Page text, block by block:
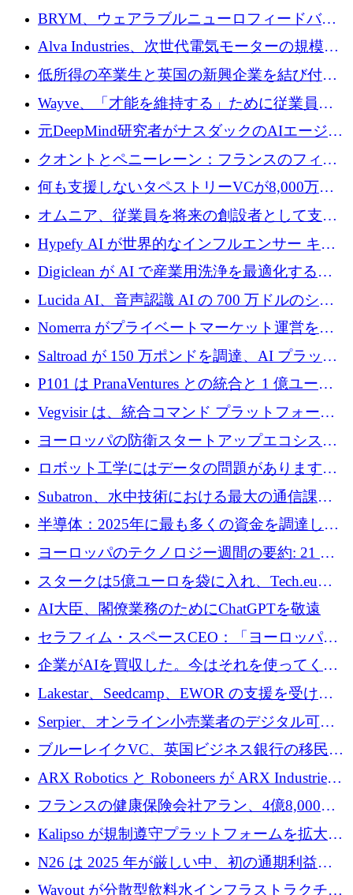
の可視化のために 50 万ユーロを調達
BRYM、ウェアラブルニューロフィードバッ
クプラットフォームの開発に65万ユーロを確
Alva Industries、次世代電気モーターの規模拡
大に 1,600 万ユーロを調達
低所得の卒業生と英国の新興企業を結び付け
るためにCommon Pathを開始
Wayve、「才能を維持する」ために従業員に
8,500万ドルの株式公開買い付けを実施
元DeepMind研究者がナスダックのAIエージェ
ントを拡張するためにCreandumの資金調達で
記録を獲得
クオントとペニーレーン：フランスのフィン
テックの友人と敵
何も支援しないタペストリーVCが8,000万ド
ルの資金を調達、ロンドン事務所を開設
オムニア、従業員を将来の創設者として支援
するために Firedrop でファンドを立ち上げる
Hypefy AI が世界的なインフルエンサー キャ
ンペーンを自動化するためにシリーズ A で
720 万ドルを調達
Digiclean が AI で産業用洗浄を最適化するた
めに 250 万ユーロを調達
Lucida AI、音声認識 AI の 700 万ドルのシー
ドラウンドを終了
Nomerra がプライベートマーケット運営を自
動化するために 200 万ドルを調達
Saltroad が 150 万ポンドを調達、AI プラット
フォーム Ogma を買収して子ども向け言語療
P101 は PranaVentures との統合と 1 億ユーロ
のファンドによりシード投資に拡大
Vegvisir は、統合コマンド プラットフォーム
を通じて関連する無人システムを接続するた
めの資金を調達します
ヨーロッパの防衛スタートアップエコシステ
ムとなったハッカソン
ロボット工学にはデータの問題があります。
Macrodata Labs はそれを解決したいと考えて
Subatron、水中技術における最大の通信課題
の 1 つに取り組むために 16 万 2,000 ユーロを
半導体：2025年に最も多くの資金を調達した
10社
ヨーロッパのテクノロジー週間の要約: 21 億
ユーロの取引と Tech.eu Funding Explorer
スタークは5億ユーロを袋に入れ、Tech.eu
Funding Explorerの立ち上げ、そしてルクセン
ブルクの大きな野望
AI大臣、閣僚業務のためにChatGPTを敬遠
セラフィム・スペースCEO：「ヨーロッパは
追いつきつつある」
企業がAIを買収した。今はそれを使ってくれ
る人々が必要です
Lakestar、Seedcamp、EWOR の支援を受け、
SE3 が自律システム用の空間 AI プラットフォ
ームを発表
Serpier、オンライン小売業者のデジタル可視
性向上を支援するために 140 万ユーロを調達
ブルーレイクVC、英国ビジネス銀行の移民主
導スタートアップ支援で初のファンド獲得に
ARX Robotics と Roboneers が ARX Industries
を設立し、無人地上車両の生産を拡大
フランスの健康保険会社アラン、4億8,000万
ユーロの資金調達ラウンドで合意
Kalipso が規制遵守プラットフォームを拡大す
るために 320 万ドルを調達
N26 は 2025 年が厳しい中、初の通期利益を
達成
Wayout が分散型飲料水インフラストラクチャ